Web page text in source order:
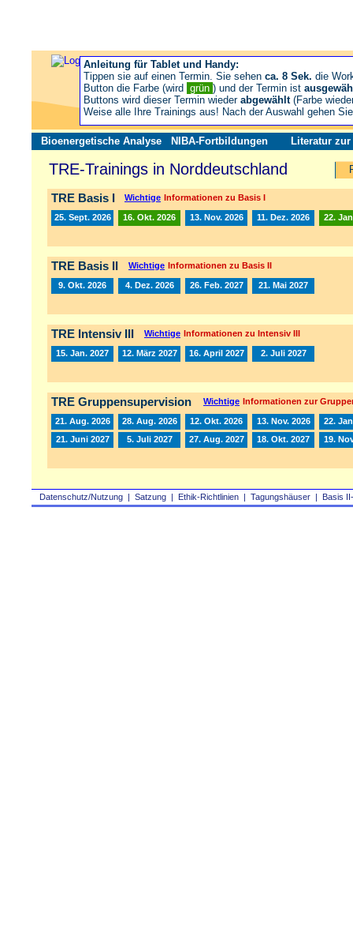
Datenschutz/Nutzung | Satzung | Ethik-Richtlinien | Tagungshäuser | Basis
Bioenergetische Analyse NIBA-Fortbildungen Literatur zur
TRE-Trainings in Norddeutschland
TRE Basis I Wichtige Informationen zu Basis I
25. Sept. 2026 16. Okt. 2026 13. Nov. 2026 11. Dez. 2026 22.
TRE Basis II Wichtige Informationen zu Basis II
9. Okt. 2026 4. Dez. 2026 26. Feb. 2027 21. Mai 2027
TRE Intensiv III Wichtige Informationen zu Intensiv III
15. Jan. 2027 12. März 2027 16. April 2027 2. Juli 2027
TRE Gruppensupervision Wichtige Informationen zur
21. Aug. 2026 28. Aug. 2026 12. Okt. 2026 13. Nov. 2026
22.
21. Juni 2027
5. Juli 2027 27. Aug. 2027 18. Okt. 2027 19.
Anleitung für Tablet und Handy:
Tippen sie auf einen Termin. Sie sehen ca. 8 Sek. die
Button die Farbe (wird grün ) und der Termin ist
Buttons wird dieser Termin wieder abgewählt(Farbe
Weise alle Ihre Trainings aus! Nach der Auswahl gehen